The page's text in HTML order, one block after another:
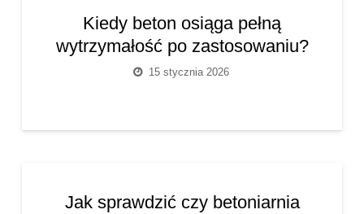
Kiedy beton osiąga pełną
wytrzymałość po zastosowaniu?
15 stycznia 2026
Jak sprawdzić czy betoniarnia